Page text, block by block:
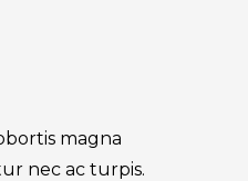
magna
nec ac turpis.